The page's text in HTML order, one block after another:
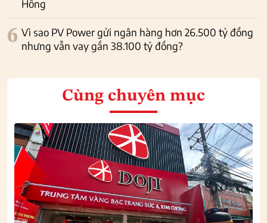
Hồng
6 Vì sao PV Power gửi ngân hàng hơn 26.500 tỷ đồng
nhưng vẫn vay gần 38.100 tỷ đồng?
Cùng chuyên mục